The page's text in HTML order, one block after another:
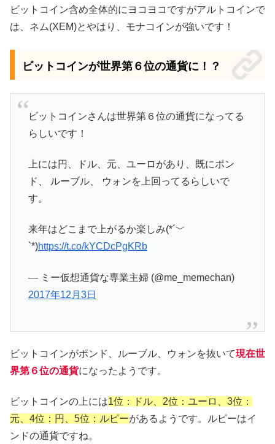
ビットコイン含め全体的にヨコヨコですがアルトコインで
は、ネム(XEM)とやはり、モナコインが強いです！
ビットコインが世界第６位の通貨に！？
ビットコインさんは世界第６位の通貨になってる
らしいです！
上には円、ドル、元、ユーロがあり、既にポン
ド、 ルーブル、 ウォンを上回ってるらしいで
す。
来年はどこまで上がるか楽しみ(*´﹀
`*)https://t.co/kYCDcPgKRb
— ミー仮想通貨な専業主婦 (@me_memechan)
2017年12月3日
ビットコインがポンド、ルーブル、ウォンを抜いて現在世
界第６位の通貨になったようです。
ビットコインの上には1位：ドル、2位：ユーロ、3位：
元、4位：円、5位：ルピーがあるようです。ルピーはイ
ンドの通貨ですね。